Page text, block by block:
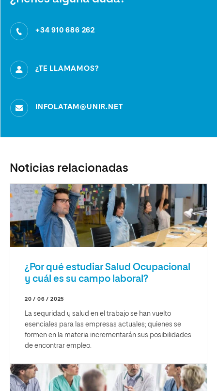
+34 910 686 262
¿TE LLAMAMOS?
INFOLATAM@UNIR.NET
Noticias relacionadas
¿Por qué estudiar Salud Ocupacional
y cuál es su campo laboral?
20 / 06 / 2025
La seguridad y salud en el trabajo se han vuelto
esenciales para las empresas actuales; quienes se
formen en la materia incrementarán sus posibilidades
de encontrar empleo.